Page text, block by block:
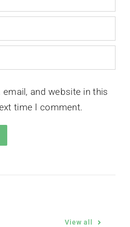
email, and website in this
time I comment.
View all